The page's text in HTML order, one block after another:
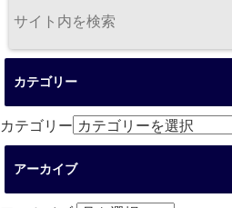
カテゴリー
カテゴリー
アーカイブ